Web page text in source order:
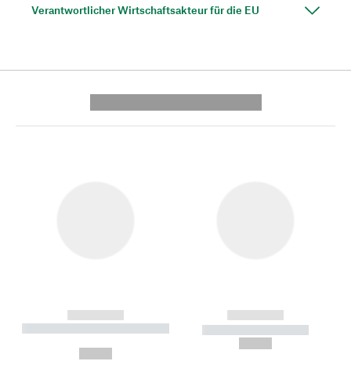
Verantwortlicher Wirtschaftsakteur für die EU
------------
----------- ----------- --------
------------
----------- -----------